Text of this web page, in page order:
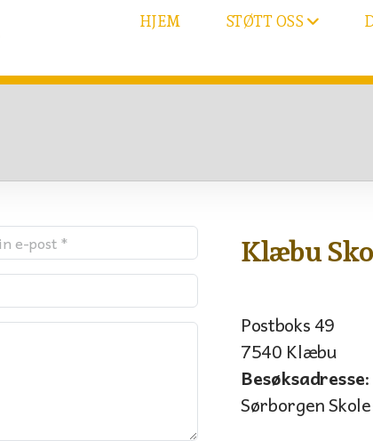
HJEM STØTT OSS
Klæbu
Postboks 49
7540 Klæbu
Besøksadresse:
Sørborgen Skole